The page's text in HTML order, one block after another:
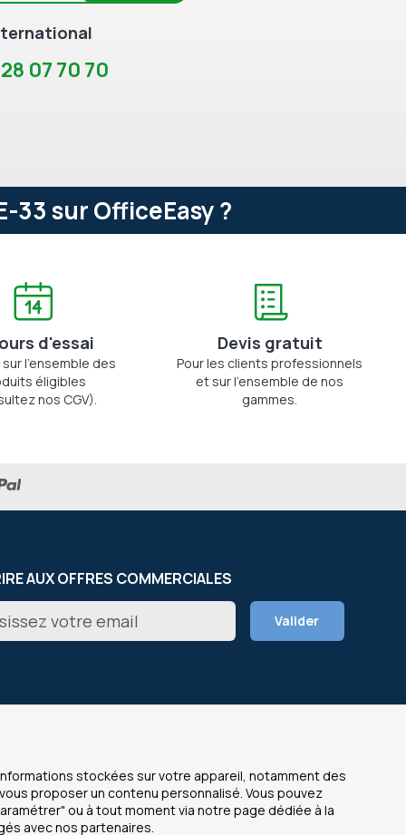
stockées sur votre appareil, notamment des
proposer un contenu personnalisé. Vous pouvez
ou à tout moment via notre page dédiée à la
avec nos partenaires.
07 70 70
sur OfficeEasy ?
d'essai
sur l'ensemble des
éligibles
nos CGV).
Devis gratuit
Pour les clients professionnels
et sur l'ensemble de nos
gammes.
AUX OFFRES COMMERCIALES
Valider
NOS SITES
OfficeEasy France
OfficeEasy Belgium